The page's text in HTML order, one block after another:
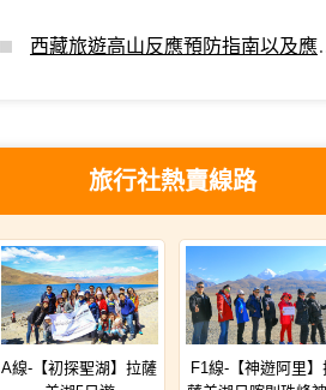
西藏旅遊高山反應預防指南以及應
旅行社熱賣線路
A線-【初探聖湖】拉薩
F1線-【神遊阿里】